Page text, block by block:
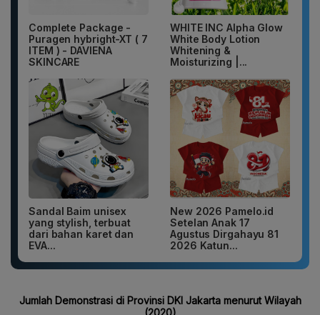
Complete Package -
Puragen hybright-XT ( 7
ITEM ) - DAVIENA
SKINCARE
WHITE INC Alpha Glow
White Body Lotion
Whitening &
Moisturizing |...
Sandal Baim unisex
yang stylish, terbuat
dari bahan karet dan
EVA...
New 2026 Pamelo.id
Setelan Anak 17
Agustus Dirgahayu 81
2026 Katun...